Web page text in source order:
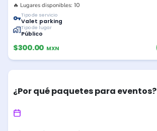
🔥 Lugares disponibles: 10
Tipo de servicio
Valet parking
Tipo de lugar
Público
$300.00 MXN
¿Por qué paquetes para eventos?